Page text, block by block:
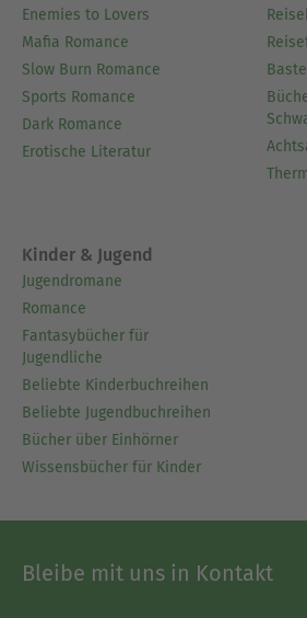
- Welche Methoden zur
- Praktische Tipps und Tricks
Lösen Sie sich von negativen
um die wohltuende Magie des
Räucherwissens in Ihr Leben zu
Über Emonora Brevil
Keine Autorenvita vorhanden.
Ausblenden
Enemies to Lovers
Mafia Romance
Slow Burn Romance
Sports Romance
Dark Romance
Erotische Literatur
Kinder & Jugend
Jugendromane
Romance
Fantasybücher für
Jugendliche
Beliebte Kinderbuchreihen
Beliebte Jugendbuchreihen
Bücher über Einhörner
Wissensbücher für Kinder
Bleibe mit uns in Kontakt